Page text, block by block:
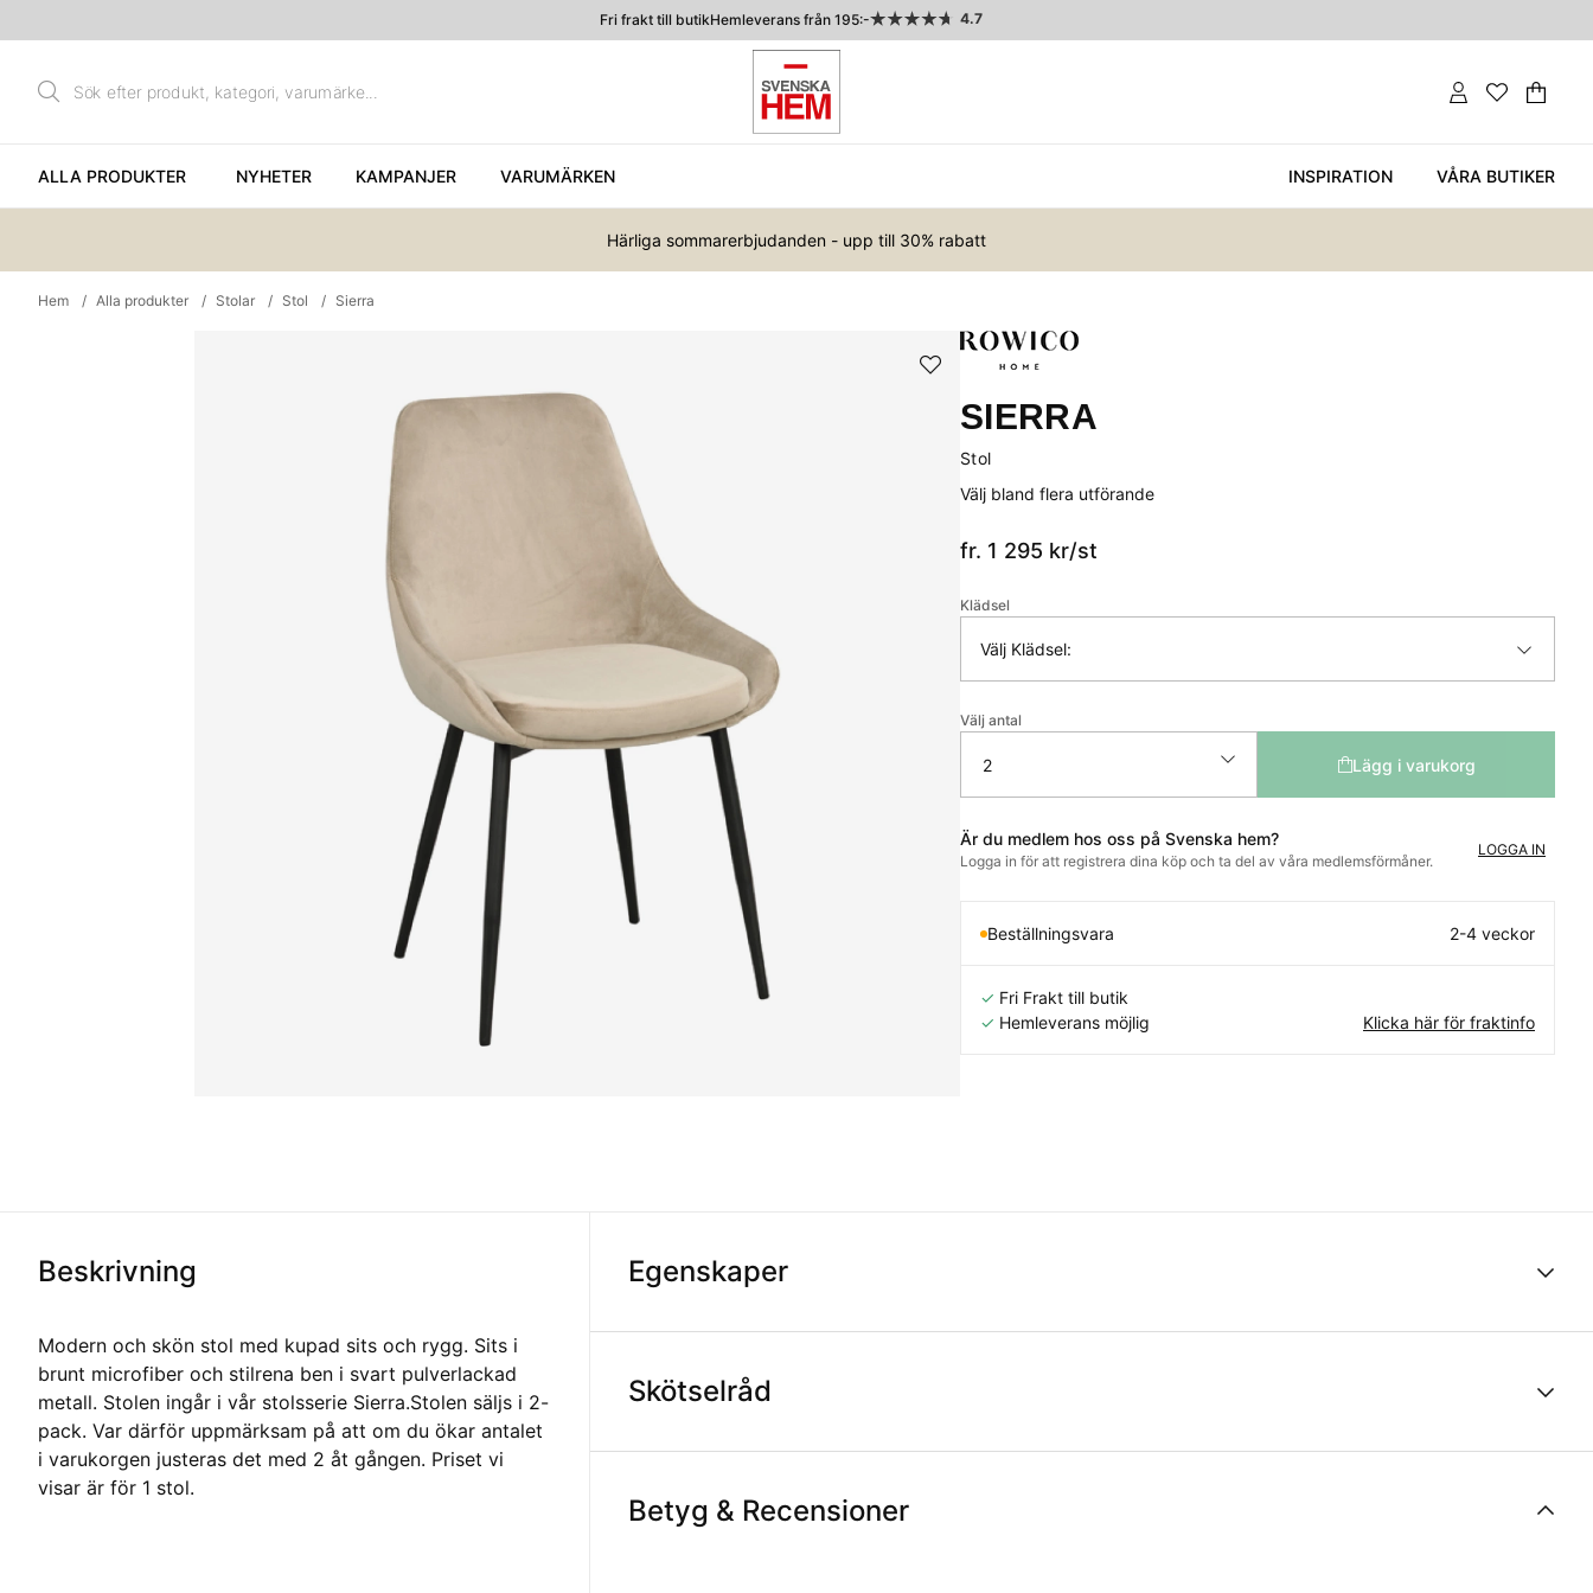
Fri frakt till butikHemleverans från 195:- 4.7
.
ALLA PRODUKTER NYHETER KAMPANJER VARUMÄRKEN INSPIRATION VÅRA BUTIKER
Härliga sommarerbjudanden - upp till 30% rabatt
Hem Alla produkter Stolar Stol Sierra
SIERRA
Stol
Välj bland flera utförande
fr. 1 295 kr/st
Klädsel
Välj Klädsel:
Välj antal
Lägg i varukorg
Är du medlem hos oss på Svenska hem?
Logga in för att registrera dina köp och ta del av våra medlemsförmåner.
LOGGA IN
Beställningsvara 2-4 veckor
✓ Fri Frakt till butik
✓ Hemleverans möjlig Klicka här för fraktinfo
Beskrivning
Modern och skön stol med kupad sits och rygg. Sits i
brunt microfiber och stilrena ben i svart pulverlackad
metall. Stolen ingår i vår stolsserie Sierra.Stolen säljs i 2-
pack. Var därför uppmärksam på att om du ökar antalet
i varukorgen justeras det med 2 åt gången. Priset vi
visar är för 1 stol.
Egenskaper
Skötselråd
Betyg & Recensioner